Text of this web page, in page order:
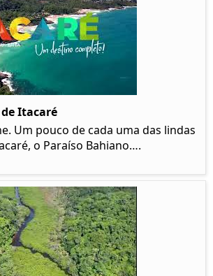
de Itacaré
Um pouco de cada uma das lindas
o Paraíso Bahiano….